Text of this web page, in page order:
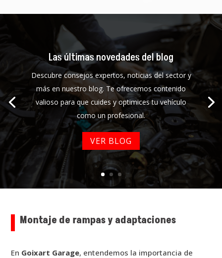
Las últimas novedades del blog
Descubre consejos expertos, noticias del sector y
más en nuestro blog. Te ofrecemos contenido
valioso para que cuides y optimices tu vehículo
como un profesional.
VER BLOG
Montaje de rampas y adaptaciones
En Goixart Garage, entendemos la importancia de